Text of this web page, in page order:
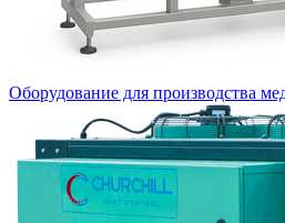
Оборудование для производства